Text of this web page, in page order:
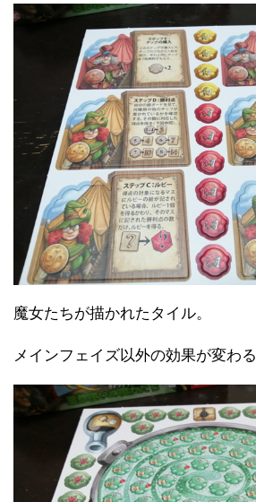
魔女たちが描かれたタイル。
メインフェイズ以外の効果が変わ